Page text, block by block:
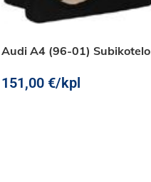
Audi A4 (96-01) Subikotelo
151,00 €/kpl